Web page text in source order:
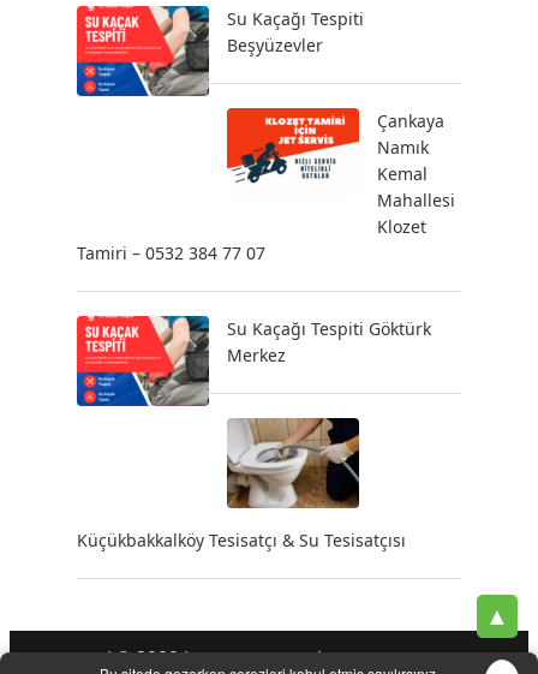
Su Kaçağı Tespiti
Beşyüzevler
Çankaya
Namık
Kemal
Mahallesi
Klozet
Tamiri – 0532 384 77 07
Su Kaçağı Tespiti Göktürk
Merkez
Küçükbakkalköy Tesisatçı & Su Tesisatçısı
▲
| © 2020 |- - - Klozet